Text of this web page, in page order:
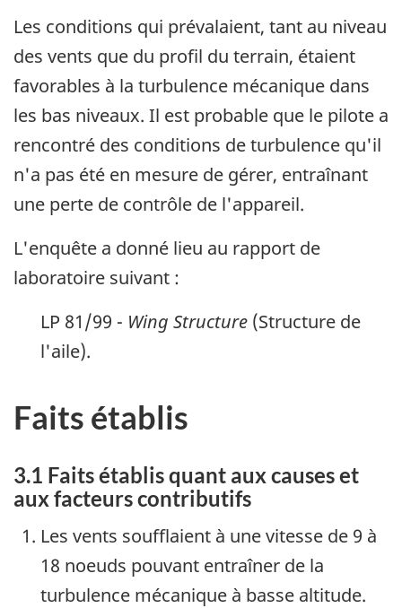
Les conditions qui prévalaient, tant au niveau
des vents que du profil du terrain, étaient
favorables à la turbulence mécanique dans
les bas niveaux. Il est probable que le pilote a
rencontré des conditions de turbulence qu'il
n'a pas été en mesure de gérer, entraînant
une perte de contrôle de l'appareil.
L'enquête a donné lieu au rapport de
laboratoire suivant :
LP 81/99 - Wing Structure (Structure de
l'aile).
Faits établis
3.1 Faits établis quant aux causes et
aux facteurs contributifs
Les vents soufflaient à une vitesse de 9 à
18 noeuds pouvant entraîner de la
turbulence mécanique à basse altitude.